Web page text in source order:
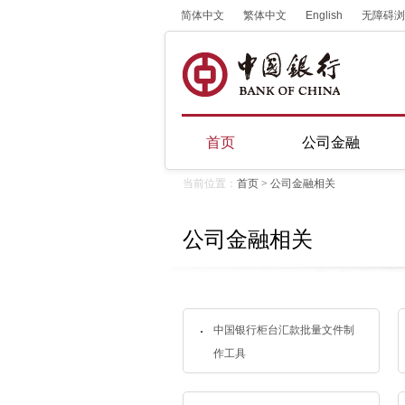
简体中文 繁体中文 English 无障碍
首页 公司金融
当前位置： 首页 > 公司金融相关
公司金融相关
中国银行柜台汇款批量文件制
作工具